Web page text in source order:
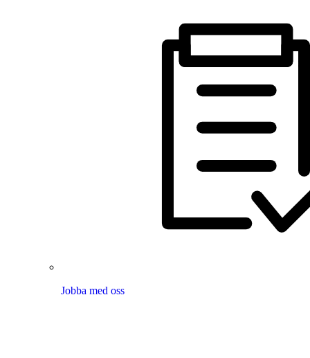
Jobba med oss